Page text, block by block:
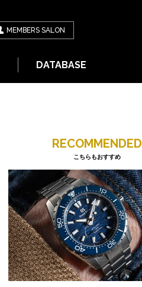
MEMBERS SALON
DATABASE
RECOMMENDED
こちらもおすすめ